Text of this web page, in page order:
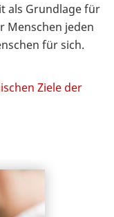
als Grundlage für
Menschen jeden
für sich.
Ziele der